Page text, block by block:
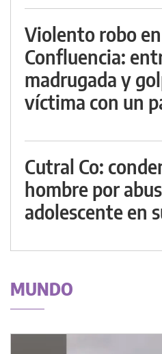
Violento robo
Confluencia:
madrugada y
víctima con un
Cutral Co:
hombre por
adolescente en
MUNDO